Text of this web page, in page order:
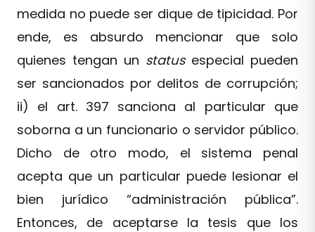
medida no puede ser dique de tipicidad. Por
ende, es absurdo mencionar que solo
quienes tengan un status especial pueden
ser sancionados por delitos de corrupción;
ii) el art. 397 sanciona al particular que
soborna a un funcionario o servidor público.
Dicho de otro modo, el sistema penal
acepta que un particular puede lesionar el
bien jurídico “administración pública”.
Entonces, de aceptarse la tesis que los